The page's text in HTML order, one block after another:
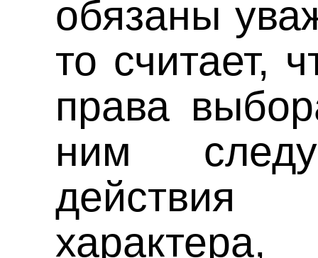
обязаны
то считает,
права
ним
действия